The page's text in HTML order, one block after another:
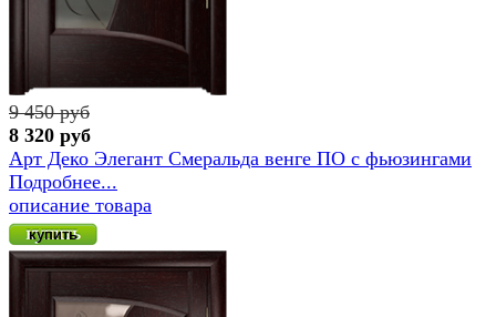
9 450 руб
8 320 руб
Арт Деко Элегант Смеральда венге ПО с фьюзингами
Подробнее...
описание товара